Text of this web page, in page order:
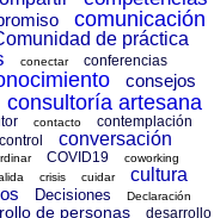
comunicación
de práctica
conectar conferencias
consejos
consultoría artesana
contacto contemplación
control conversación
COVID19 coworking
crisis cuidar cultura
Decisiones
Declaración
de personas
desarrollo